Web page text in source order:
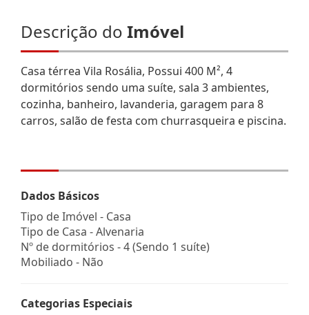
Descrição do Imóvel
Casa térrea Vila Rosália, Possui 400 M², 4
dormitórios sendo uma suíte, sala 3 ambientes,
cozinha, banheiro, lavanderia, garagem para 8
carros, salão de festa com churrasqueira e piscina.
Dados Básicos
Tipo de Imóvel - Casa
Tipo de Casa - Alvenaria
Nº de dormitórios - 4 (Sendo 1 suíte)
Mobiliado - Não
Categorias Especiais